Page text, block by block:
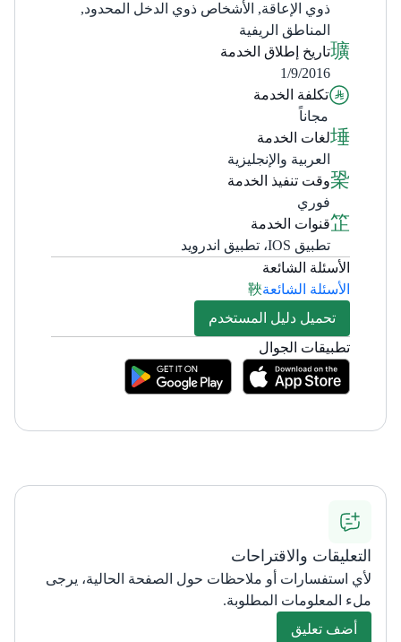
ذوي الإعاقة, الأشخاص ذوي الدخل المحدود,
المناطق الريفية
تاريخ إطلاق الخدمة
1/9/2016
تكلفة الخدمة
مجاناً
لغات الخدمة
العربية والإنجليزية
وقت تنفيذ الخدمة
فوري
قنوات الخدمة
تطبيق IOS، تطبيق اندرويد
الأسئلة الشائعة
الأسئلة الشائعة
تحميل دليل المستخدم
تطبيقات الجوال
التعليقات والاقتراحات
لأي استفسارات أو ملاحظات حول الصفحة الحالية، يرجى
ملء المعلومات المطلوبة.
أضف تعليق